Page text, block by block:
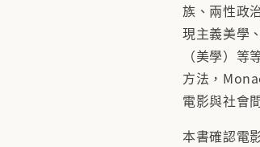
族、兩性政
現主義美學
（美學）
方法，
電影與社會
本書確認電